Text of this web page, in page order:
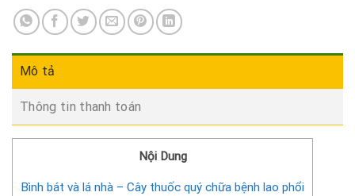
Mô tả
Thông tin thanh toán
Nội Dung
Bình bát và lá nhà – Cây thuốc quý chữa bệnh lao phổi